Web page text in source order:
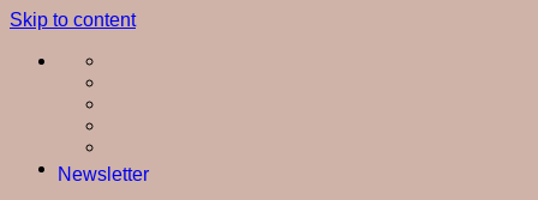
Skip to content
Newsletter